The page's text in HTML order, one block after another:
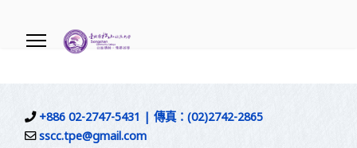
+886 02-2747-5431 | 傳真：(02)2742-2865
sscc.tpe@gmail.com